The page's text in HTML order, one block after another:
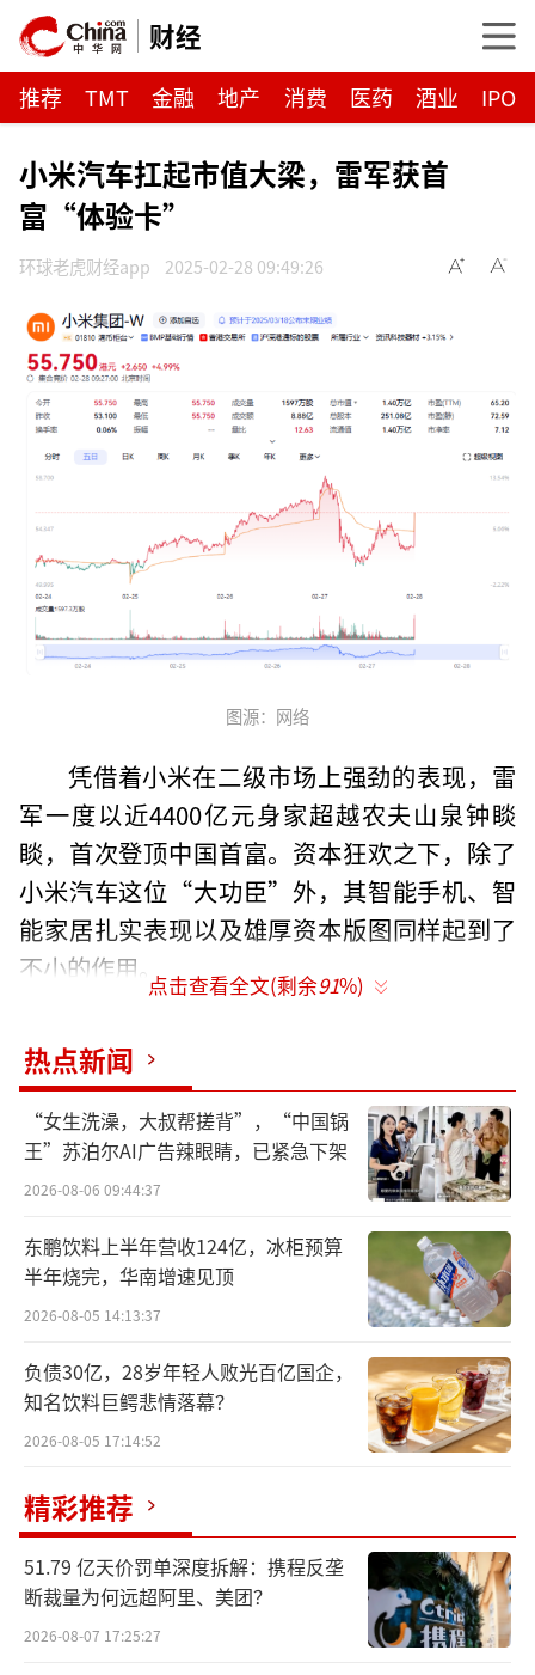
财经
推荐 TMT 金融 地产 消费 医药 酒业 IPO
小米汽车扛起市值大梁，雷军获首
富“体验卡”
环球老虎财经app 2025-02-28 09:49:26
图源：网络
凭借着小米在二级市场上强劲的表现，雷
军一度以近4400亿元身家超越农夫山泉钟睒
睒，首次登顶中国首富。资本狂欢之下，除了
小米汽车这位“大功臣”外，其智能手机、智
能家居扎实表现以及雄厚资本版图同样起到了
不小的作用。
的宝座。
2月27日小米股价盘中一度涨超4%，直接
刷新小米股价的历史纪录，根据相关媒体的报
道，雷军的财富也水涨船高，成功超越农夫山
泉创始人钟睒睒，成为中国新首富。
梳理小米近年来在二级市场上的强劲表
现，可以发现小米汽车无疑是“关键先生”。
数据显示，自2024年小米SU7发布，小米汽车
年交付超13.5万辆，此后，公司的股价也从当
时的13港元出头涨至2025年2月26日的53.1港
元，这对雷军财富的影响无疑是巨大。同时，
小米智能手机和智能家居的稳定发挥，也让小
米的基本盘稳中有进。
除此之外，多元且富有成效的投资布局同
点击查看全文(剩余91%)
热点新闻
“女生洗澡，大叔帮搓背”，“中国锅
王”苏泊尔AI广告辣眼睛，已紧急下架
2026-08-06 09:44:37
东鹏饮料上半年营收124亿，冰柜预算
半年烧完，华南增速见顶
2026-08-05 14:13:37
负债30亿，28岁年轻人败光百亿国企，
知名饮料巨鳄悲情落幕？
2026-08-05 17:14:52
精彩推荐
51.79 亿天价罚单深度拆解：携程反垄
断裁量为何远超阿里、美团？
2026-08-07 17:25:27